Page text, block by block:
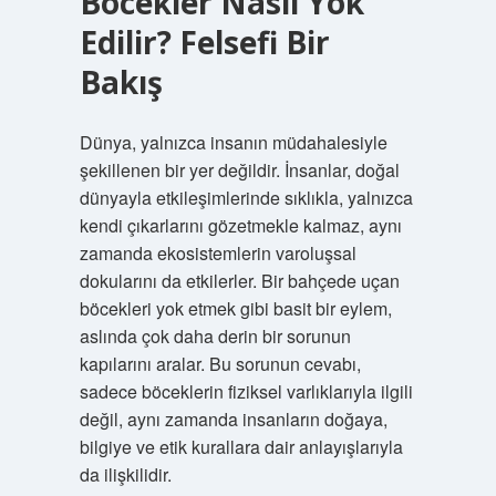
Edilir? Felsefi Bir
Bakış
Dünya, yalnızca insanın müdahalesiyle
şekillenen bir yer değildir. İnsanlar, doğal
dünyayla etkileşimlerinde sıklıkla, yalnızca
kendi çıkarlarını gözetmekle kalmaz, aynı
zamanda ekosistemlerin varoluşsal
dokularını da etkilerler. Bir bahçede uçan
böcekleri yok etmek gibi basit bir eylem,
aslında çok daha derin bir sorunun
kapılarını aralar. Bu sorunun cevabı,
sadece böceklerin fiziksel varlıklarıyla ilgili
değil, aynı zamanda insanların doğaya,
bilgiye ve etik kurallara dair anlayışlarıyla
da ilişkilidir.